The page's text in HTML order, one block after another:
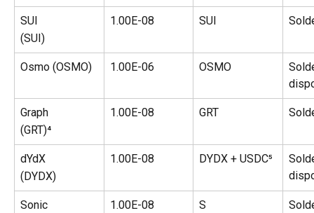
SUI
(SUI)
1.00E-08 SUI
Osmo (OSMO) 1.00E-06 OSMO
Graph
(GRT)⁴
1.00E-08 GRT
dYdX
(DYDX)
1.00E-08 DYDX + USDC⁵
Sonic
1.00E-08 S